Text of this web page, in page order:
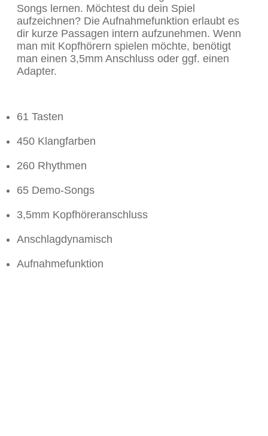
Songs lernen. Möchtest du dein Spiel
aufzeichnen? Die Aufnahmefunktion erlaubt es
dir kurze Passagen intern aufzunehmen. Wenn
man mit Kopfhörern spielen möchte, benötigt
man einen 3,5mm Anschluss oder ggf. einen
Adapter.
61 Tasten
450 Klangfarben
260 Rhythmen
65 Demo-Songs
3,5mm Kopfhöreranschluss
Anschlagdynamisch
Aufnahmefunktion